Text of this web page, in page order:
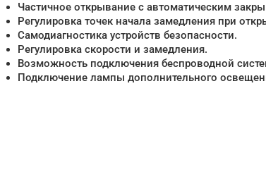
Частичное открывание с автоматическим
Регулировка точек начала замедления при
Самодиагностика устройств безопасности.
Регулировка скорости и замедления.
Возможность подключения беспроводной
Подключение лампы дополнительного